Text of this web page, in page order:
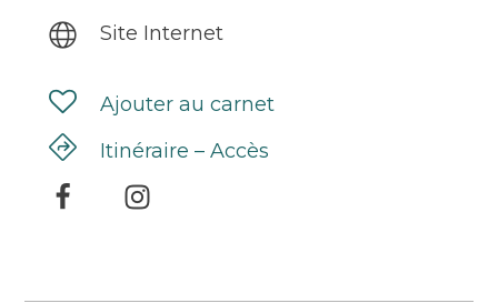
Site Internet
Ajouter au carnet
Itinéraire – Accès